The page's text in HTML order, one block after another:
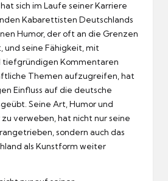
sich im Laufe seiner Karriere
Kabarettisten Deutschlands
Humor, der oft an die Grenzen
und seine Fähigkeit, mit
tiefgründigen Kommentaren
Themen aufzugreifen, hat
Einfluss auf die deutsche
Seine Art, Humor und
verweben, hat nicht nur seine
sondern auch das
als Kunstform weiter